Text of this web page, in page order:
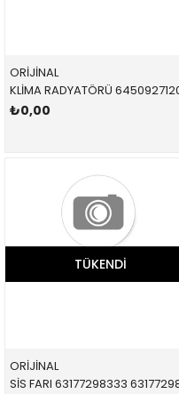
ORİJİNAL
₺0,00
TÜKENDI
ORİJİNAL